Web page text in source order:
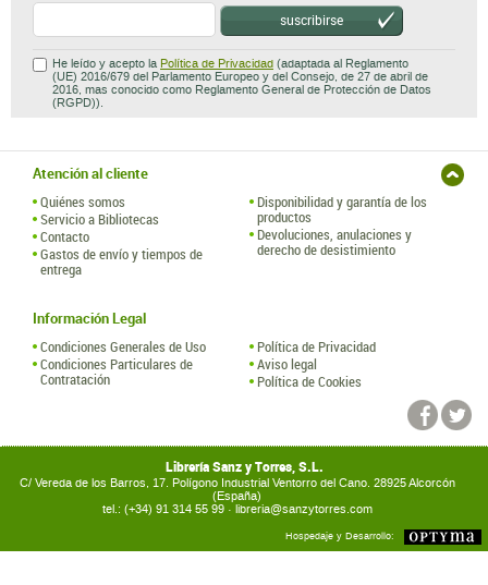
suscribirse
He leído y acepto la Política de Privacidad (adaptada al Reglamento
(UE) 2016/679 del Parlamento Europeo y del Consejo, de 27 de abril de
2016, mas conocido como Reglamento General de Protección de Datos
(RGPD)).
Atención al cliente
Quiénes somos
Servicio a Bibliotecas
Contacto
Gastos de envío y tiempos de
entrega
Disponibilidad y garantía de los
productos
Devoluciones, anulaciones y
derecho de desistimiento
Información Legal
Condiciones Generales de Uso
Condiciones Particulares de
Contratación
Política de Privacidad
Aviso legal
Política de Cookies
Librería Sanz y Torres, S.L.
C/ Vereda de los Barros, 17. Polígono Industrial Ventorro del Cano. 28925 Alcorcón
(España)
tel.: (+34) 91 314 55 99 · libreria@sanzytorres.com
Hospedaje y Desarrollo: